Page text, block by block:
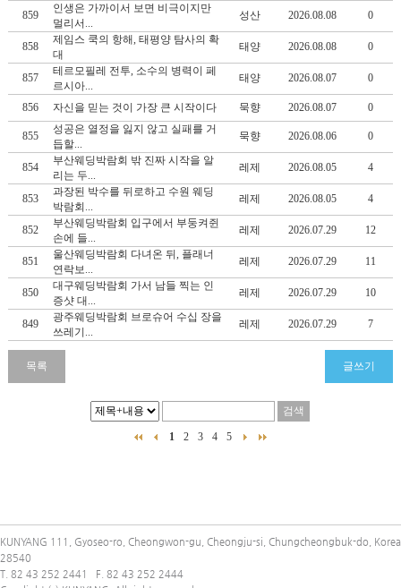
859
인생은 가까이서 보면 비극이지만
멀리서...
성산 2026.08.08 0
858
제임스 쿡의 항해, 태평양 탐사의 확
대
태양 2026.08.08 0
857
테르모필레 전투, 소수의 병력이 페
르시아...
태양 2026.08.07 0
856 자신을 믿는 것이 가장 큰 시작이다 묵향 2026.08.07 0
855
성공은 열정을 잃지 않고 실패를 거
듭할...
묵향 2026.08.06 0
854
부산웨딩박람회 밖 진짜 시작을 알
리는 두...
레제 2026.08.05 4
853
과장된 박수를 뒤로하고 수원 웨딩
박람회...
레제 2026.08.05 4
852
부산웨딩박람회 입구에서 부둥켜쥔
손에 들...
레제 2026.07.29 12
851
울산웨딩박람회 다녀온 뒤, 플래너
연락보...
레제 2026.07.29 11
850
대구웨딩박람회 가서 남들 찍는 인
증샷 대...
레제 2026.07.29 10
849
광주웨딩박람회 브로슈어 수십 장을
쓰레기...
레제 2026.07.29 7
1 2 3 4 5
KUNYANG 111, Gyoseo-ro, Cheongwon-gu, Cheongju-si, Chungcheongbuk-do, Korea
28540
T. 82 43 252 2441 F. 82 43 252 2444